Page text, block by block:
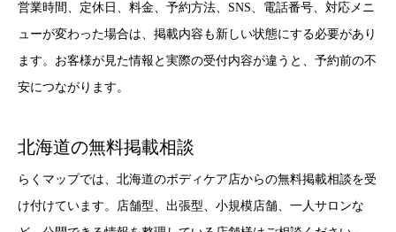
営業時間、定休日、料金、予約方法、SNS、電話番号、対応メニ
ューが変わった場合は、掲載内容も新しい状態にする必要があり
ます。お客様が見た情報と実際の受付内容が違うと、予約前の不
安につながります。
北海道の無料掲載相談
らくマップでは、北海道のボディケア店からの無料掲載相談を受
け付けています。店舗型、出張型、小規模店舗、一人サロンな